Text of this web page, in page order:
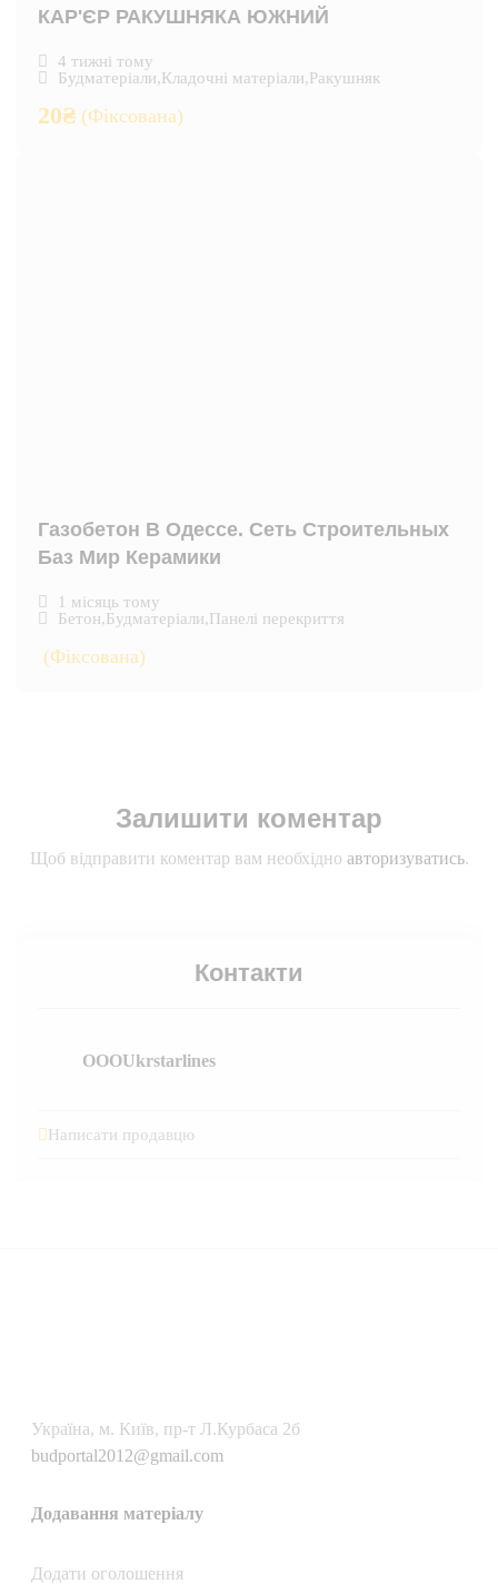
КАР'ЄР РАКУШНЯКА ЮЖНИЙ
4 тижні тому
Будматеріали,Кладочні матеріали,Ракушняк
20₴ (Фіксована)
Газобетон В Одессе. Сеть Строительных
Баз Мир Керамики
1 місяць тому
Бетон,Будматеріали,Панелі перекриття
(Фіксована)
Залишити коментар
Щоб відправити коментар вам необхідно авторизуватись.
Контакти
OOOUkrstarlines
Написати продавцю
Українa, м. Київ, пр-т Л.Курбаса 2б
budportal2012@gmail.com
Додавання матеріалу
Додати oголошення